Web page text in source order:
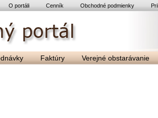
O portáli Cenník Obchodné podmienky
Faktúry Verejné obstarávanie